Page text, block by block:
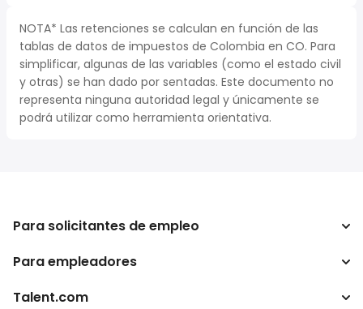
NOTA* Las retenciones se calculan en función de las
tablas de datos de impuestos de Colombia en CO. Para
simplificar, algunas de las variables (como el estado civil
y otras) se han dado por sentadas. Este documento no
representa ninguna autoridad legal y únicamente se
podrá utilizar como herramienta orientativa.
Para solicitantes de empleo
Buscador de trabajo
Para empleadores
Empresa
Talent.com